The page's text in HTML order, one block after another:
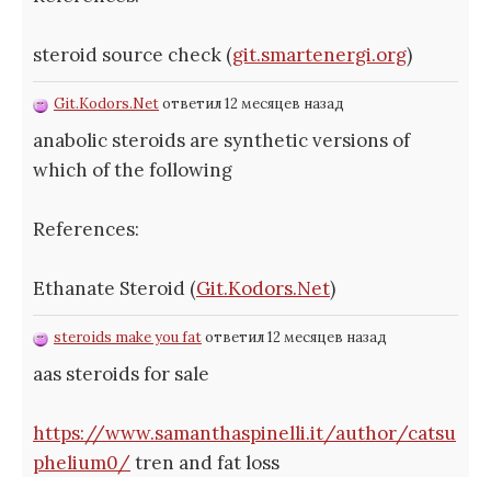
steroid source check (git.smartenergi.org)
Git.Kodors.Netответил 12 месяцев назад
anabolic steroids are synthetic versions of
which of the following
References:
Ethanate Steroid (Git.Kodors.Net)
steroids make you fatответил 12 месяцев назад
aas steroids for sale
https://www.samanthaspinelli.it/author/catsu
phelium0/tren and fat loss